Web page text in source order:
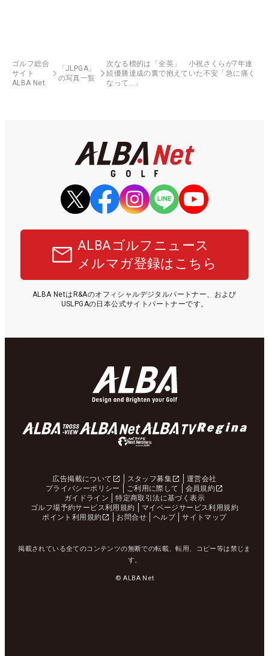
ゴルフ総合
サイト
ALBA Net
「JLPGA」
の写真一覧
次なる標的は「全英」 小祝さくらが7年連
続優勝達成の裏で抱えていた不安「急に痛く
なって…」
ALBAゴルフニュース
メルマガ登録はこちら
ALBA NetはR&Aのオフィシャルデジタルパートナー、および
USLPGAの日本公式サイトパートナーです。
広告掲載について スタッフ募集
運営会社
プライバシーポリシー
ご利用に際して
会員規約
ガイドライン
特定商取引法に基づく表示
ゴルフ場予約サービス利用規約
マイページサービス利用規約
ポイント利用規約
お問合せ ヘルプ サイトマップ
掲載されている全てのコンテンツの無断での転載、転用、コピー等は禁じま
す。
© ALBA Net